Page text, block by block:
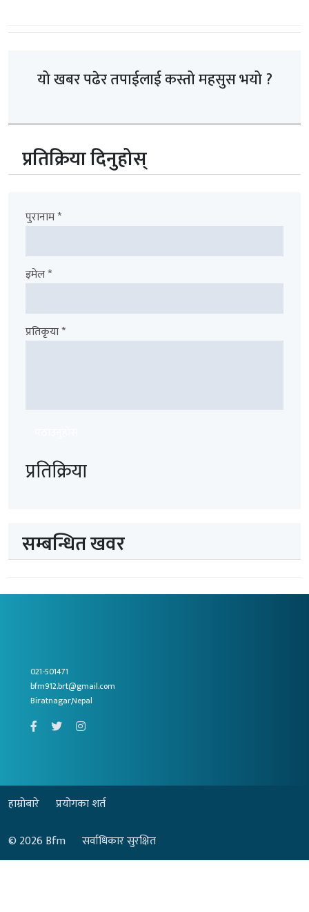
यो खबर पढेर तपाईलाई कस्तो महसुस भयो ?
प्रतिक्रिया दिनुहोस्
पुरानाम *
इमेल *
प्रतिकृया *
प्रतिक्रिया
सम्बन्धित खवर
021-501471
bfm912.brt@gmail.com
Biratnagar,Nepal
हाम्रोबारे
प्रयोगका शर्त
© 2026Bfm सर्वाधिकार सुरक्षित